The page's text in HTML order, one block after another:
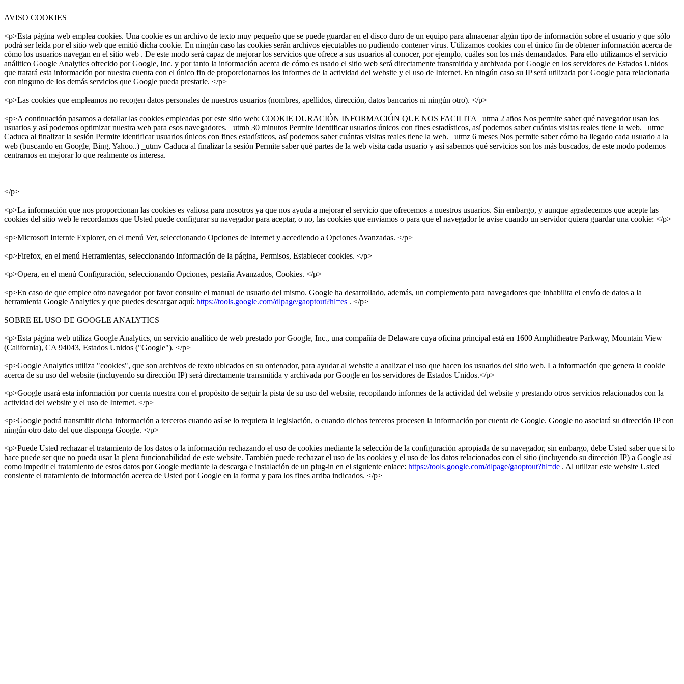
AVISO COOKIES
<p>Esta página web emplea cookies. Una cookie es un archivo de texto muy pequeño que se puede guardar en el disco duro de un equipo para almacenar algún tipo de información sobre el usuario y que sólo
podrá ser leída por el sitio web que emitió dicha cookie. En ningún caso las cookies serán archivos ejecutables no pudiendo contener virus. Utilizamos cookies con el único fin de obtener información acerca de
cómo los usuarios navegan en el sitio web . De este modo será capaz de mejorar los servicios que ofrece a sus usuarios al conocer, por ejemplo, cuáles son los más demandados. Para ello utilizamos el servicio
análitico Google Analytics ofrecido por Google, Inc. y por tanto la información acerca de cómo es usado el sitio web será directamente transmitida y archivada por Google en los servidores de Estados Unidos
que tratará esta información por nuestra cuenta con el único fin de proporcionarnos los informes de la actividad del website y el uso de Internet. En ningún caso su IP será utilizada por Google para relacionarla
con ninguno de los demás servicios que Google pueda prestarle. </p>
<p>Las cookies que empleamos no recogen datos personales de nuestros usuarios (nombres, apellidos, dirección, datos bancarios ni ningún otro). </p>
<p>A continuación pasamos a detallar las cookies empleadas por este sitio web: COOKIE DURACIÓN INFORMACIÓN QUE NOS FACILITA _utma 2 años Nos permite saber qué navegador usan los
usuarios y así podemos optimizar nuestra web para esos navegadores. _utmb 30 minutos Permite identificar usuarios únicos con fines estadísticos, así podemos saber cuántas visitas reales tiene la web. _utmc
Caduca al finalizar la sesión Permite identificar usuarios únicos con fines estadísticos, así podemos saber cuántas visitas reales tiene la web. _utmz 6 meses Nos permite saber cómo ha llegado cada usuario a la
web (buscando en Google, Bing, Yahoo..) _utmv Caduca al finalizar la sesión Permite saber qué partes de la web visita cada usuario y así sabemos qué servicios son los más buscados, de este modo podemos
centrarnos en mejorar lo que realmente os interesa.
</p>
<p>La información que nos proporcionan las cookies es valiosa para nosotros ya que nos ayuda a mejorar el servicio que ofrecemos a nuestros usuarios. Sin embargo, y aunque agradecemos que acepte las
cookies del sitio web le recordamos que Usted puede configurar su navegador para aceptar, o no, las cookies que enviamos o para que el navegador le avise cuando un servidor quiera guardar una cookie: </p>
<p>Microsoft Internte Explorer, en el menú Ver, seleccionando Opciones de Internet y accediendo a Opciones Avanzadas. </p>
<p>Firefox, en el menú Herramientas, seleccionando Información de la página, Permisos, Establecer cookies. </p>
<p>Opera, en el menú Configuración, seleccionando Opciones, pestaña Avanzados, Cookies. </p>
<p>En caso de que emplee otro navegador por favor consulte el manual de usuario del mismo. Google ha desarrollado, además, un complemento para navegadores que inhabilita el envío de datos a la
herramienta Google Analytics y que puedes descargar aquí: https://tools.google.com/dlpage/gaoptout?hl=es . </p>
SOBRE EL USO DE GOOGLE ANALYTICS
<p>Esta página web utiliza Google Analytics, un servicio analítico de web prestado por Google, Inc., una compañía de Delaware cuya oficina principal está en 1600 Amphitheatre Parkway, Mountain View
(California), CA 94043, Estados Unidos ("Google"). </p>
<p>Google Analytics utiliza "cookies", que son archivos de texto ubicados en su ordenador, para ayudar al website a analizar el uso que hacen los usuarios del sitio web. La información que genera la cookie
acerca de su uso del website (incluyendo su dirección IP) será directamente transmitida y archivada por Google en los servidores de Estados Unidos.</p>
<p>Google usará esta información por cuenta nuestra con el propósito de seguir la pista de su uso del website, recopilando informes de la actividad del website y prestando otros servicios relacionados con la
actividad del website y el uso de Internet. </p>
<p>Google podrá transmitir dicha información a terceros cuando así se lo requiera la legislación, o cuando dichos terceros procesen la información por cuenta de Google. Google no asociará su dirección IP con
ningún otro dato del que disponga Google. </p>
<p>Puede Usted rechazar el tratamiento de los datos o la información rechazando el uso de cookies mediante la selección de la configuración apropiada de su navegador, sin embargo, debe Usted saber que si lo
hace puede ser que no pueda usar la plena funcionabilidad de este website. También puede rechazar el uso de las cookies y el uso de los datos relacionados con el sitio (incluyendo su dirección IP) a Google así
como impedir el tratamiento de estos datos por Google mediante la descarga e instalación de un plug-in en el siguiente enlace: https://tools.google.com/dlpage/gaoptout?hl=de . Al utilizar este website Usted
consiente el tratamiento de información acerca de Usted por Google en la forma y para los fines arriba indicados. </p>